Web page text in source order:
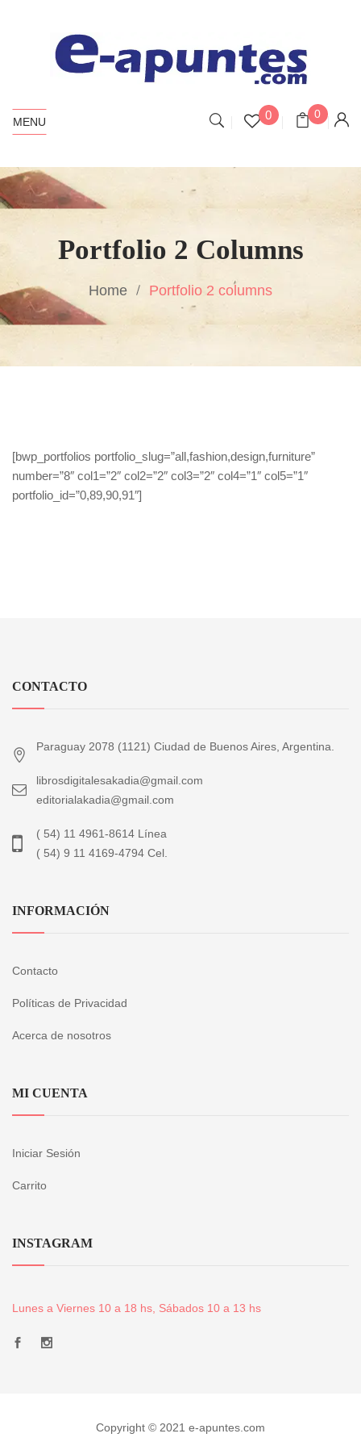
MENU 0 0
Portfolio 2 Columns
Home Portfolio 2 columns
[bwp_portfolios portfolio_slug=”all,fashion,design,furniture”
number=”8″ col1=”2″ col2=”2″ col3=”2″ col4=”1″ col5=”1″
portfolio_id=”0,89,90,91″]
CONTACTO
Paraguay 2078 (1121) Ciudad de Buenos Aires, Argentina.
librosdigitalesakadia@gmail.com
editorialakadia@gmail.com
( 54) 11 4961-8614 Línea
( 54) 9 11 4169-4794 Cel.
INFORMACIÓN
Contacto
Políticas de Privacidad
Acerca de nosotros
MI CUENTA
Iniciar Sesión
Carrito
INSTAGRAM
Lunes a Viernes 10 a 18 hs, Sábados 10 a 13 hs
Copyright © 2021 e-apuntes.com